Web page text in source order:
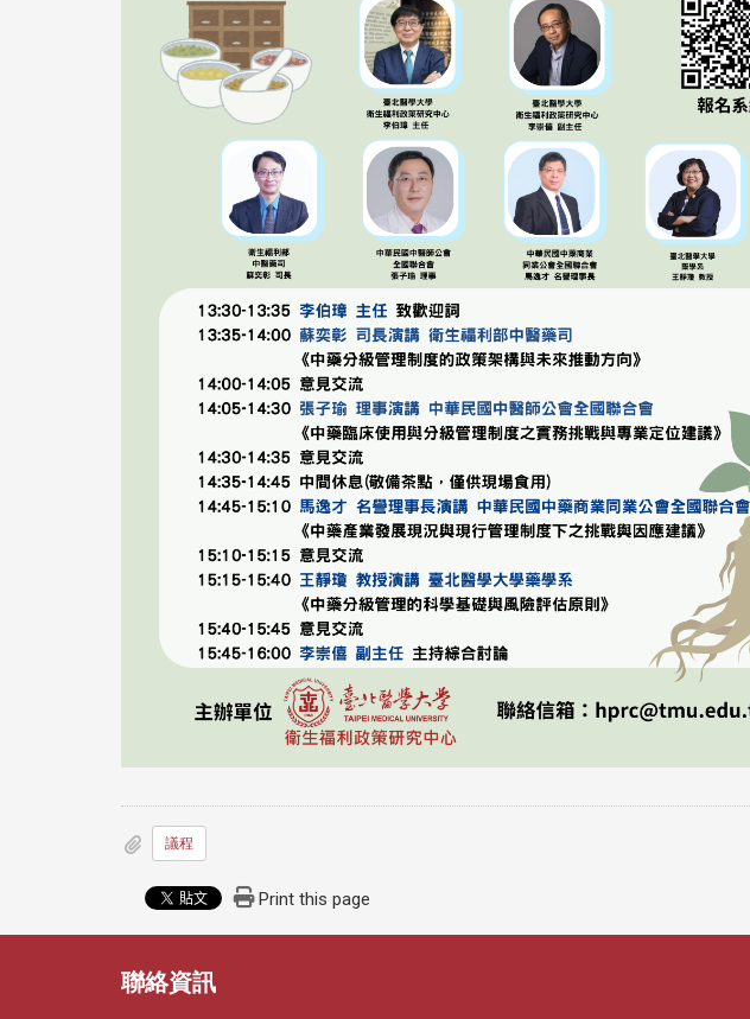
議程
Print this page
聯絡資訊